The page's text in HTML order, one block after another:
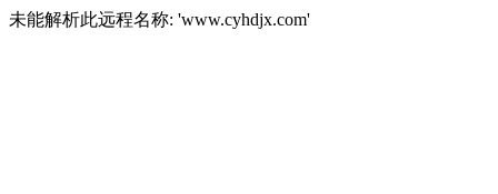
未能解析此远程名称: 'www.cyhdjx.com'